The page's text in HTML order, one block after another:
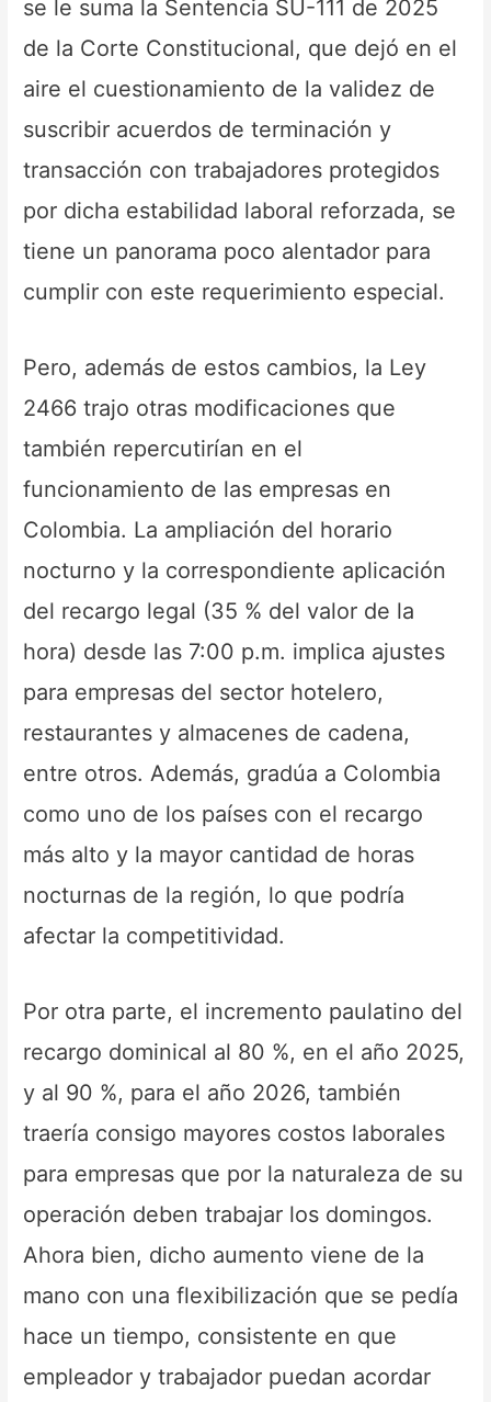
se le suma la Sentencia SU-111 de 2025
de la Corte Constitucional, que dejó en el
aire el cuestionamiento de la validez de
suscribir acuerdos de terminación y
transacción con trabajadores protegidos
por dicha estabilidad laboral reforzada, se
tiene un panorama poco alentador para
cumplir con este requerimiento especial.
Pero, además de estos cambios, la Ley
2466 trajo otras modificaciones que
también repercutirían en el
funcionamiento de las empresas en
Colombia. La ampliación del horario
nocturno y la correspondiente aplicación
del recargo legal (35 % del valor de la
hora) desde las 7:00 p.m. implica ajustes
para empresas del sector hotelero,
restaurantes y almacenes de cadena,
entre otros. Además, gradúa a Colombia
como uno de los países con el recargo
más alto y la mayor cantidad de horas
nocturnas de la región, lo que podría
afectar la competitividad.
Por otra parte, el incremento paulatino del
recargo dominical al 80 %, en el año 2025,
y al 90 %, para el año 2026, también
traería consigo mayores costos laborales
para empresas que por la naturaleza de su
operación deben trabajar los domingos.
Ahora bien, dicho aumento viene de la
mano con una flexibilización que se pedía
hace un tiempo, consistente en que
empleador y trabajador puedan acordar